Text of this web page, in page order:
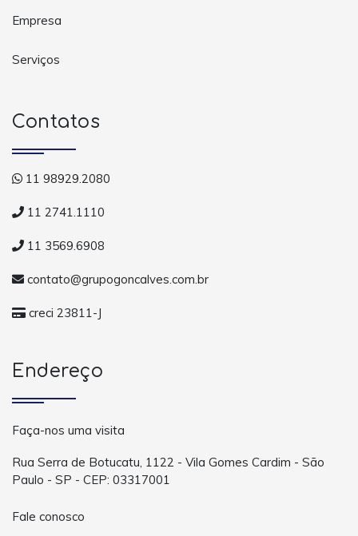
Empresa
Serviços
Contatos
11 98929.2080
11 2741.1110
11 3569.6908
contato@grupogoncalves.com.br
creci 23811-J
Endereço
Faça-nos uma visita
Rua Serra de Botucatu, 1122 - Vila Gomes Cardim - São
Paulo - SP - CEP: 03317001
Fale conosco